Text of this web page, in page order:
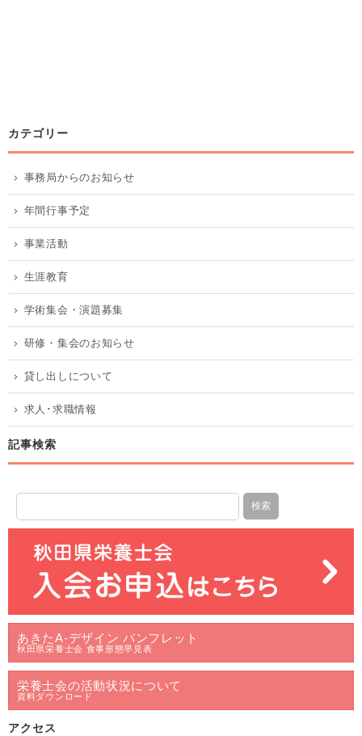
カテゴリー
事務局からのお知らせ
年間行事予定
事業活動
生涯教育
学術集会・演題募集
研修・集会のお知らせ
貸し出しについて
求人･求職情報
記事検索
あきたA-デザイン パンフレット
秋田県栄養士会 食事形態早見表
栄養士会の活動状況について
資料ダウンロード
アクセス